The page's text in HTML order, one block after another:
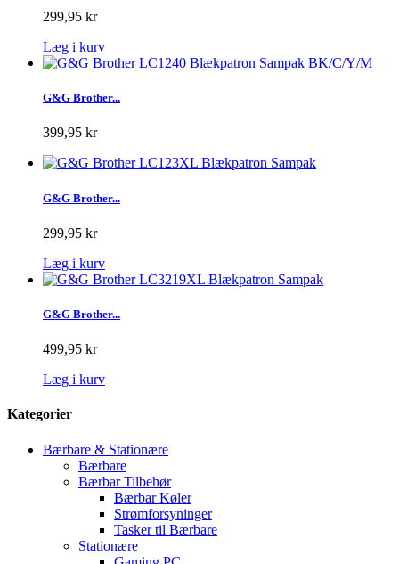
299,95 kr
Læg i kurv
G&G Brother...
399,95 kr
G&G Brother...
299,95 kr
Læg i kurv
G&G Brother...
499,95 kr
Læg i kurv
Kategorier
Bærbare & Stationære
Bærbare
Bærbar Tilbehør
Bærbar Køler
Strømforsyninger
Tasker til Bærbare
Stationære